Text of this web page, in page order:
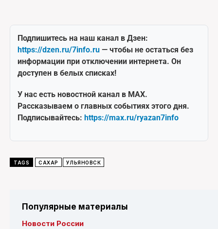
Подпишитесь на наш канал в Дзен:
https://dzen.ru/7info.ru — чтобы не остаться без
информации при отключении интернета. Он
доступен в белых списках!
У нас есть новостной канал в MAX.
Рассказываем о главных событиях этого дня.
Подписывайтесь: https://max.ru/ryazan7info
TAGS САХАР УЛЬЯНОВСК
Популярные материалы
Новости России